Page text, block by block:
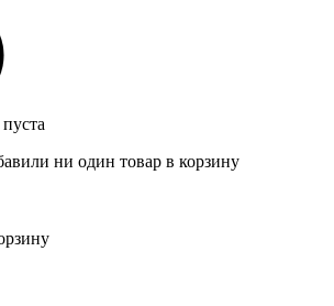
ни один товар в корзину